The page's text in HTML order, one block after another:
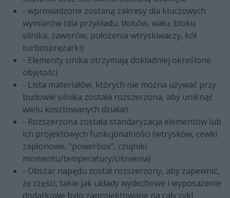
- wprowadzone zostaną zakresy dla kluczowych
wymiarów (dla przykładu: tłoków, wału, bloku
silnika, zaworów, położenia wtryskiwaczy, kół
turbosprężarki)
- Elementy sinika otrzymają dokładniej określone
objętości
- Lista materiałów, których nie można używać przy
budowie silnika została rozszerzona, aby uniknąć
wielu kosztowanych działań
- Rozszerzona została standaryzacja elementów lub
ich projektowych funkcjonalności (wtrysków, cewki
zapłonowe, "powerbox", czujniki
momentu/temperatury/ciśnienia)
- Obszar napędu został rozszerzony, aby zapewnić,
że części, takie jak układy wydechowe i wyposażenie
dodatkowe było zaprojektowane na cały cykl